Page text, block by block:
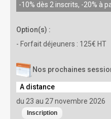
-10% dès 2 inscrits, -20% à
Option(s) :
- Forfait déjeuners : 125€ HT
Nos prochaines
A distance
du 23 au 27 novembre 2026